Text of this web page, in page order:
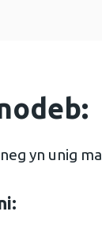
yn unig